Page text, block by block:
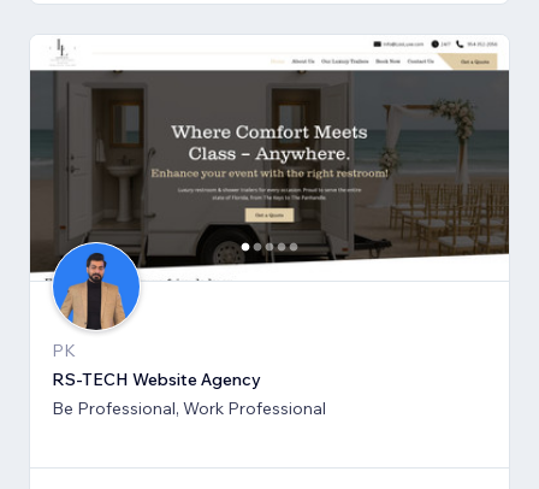
PK
RS-TECH Website Agency
Be Professional, Work Professional